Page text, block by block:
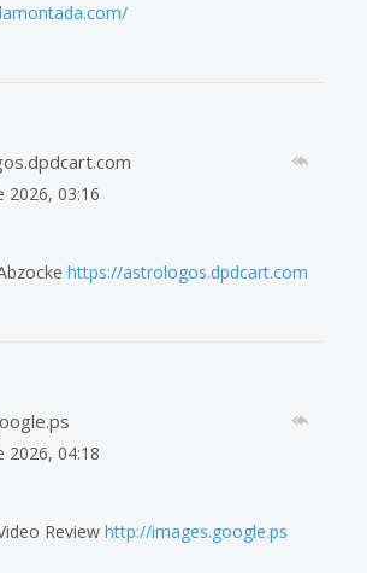
2026, 03:16
https://astrologos.dpdcart.com
2026, 04:18
Review http://images.google.ps